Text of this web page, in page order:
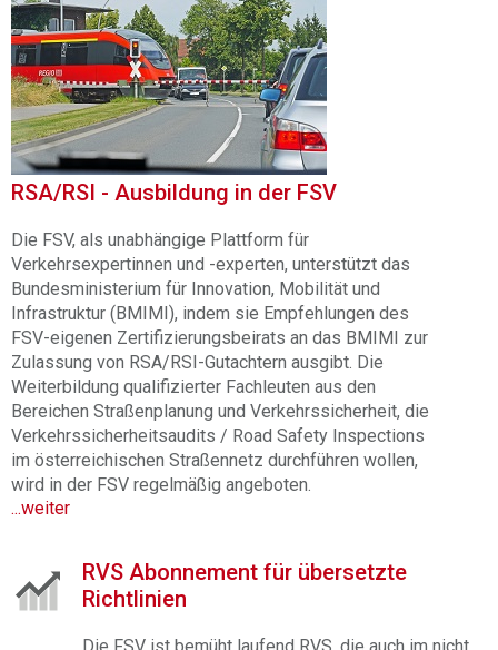
RSA/RSI - Ausbildung in der FSV
Die FSV, als unabhängige Plattform für
Verkehrsexpertinnen und -experten, unterstützt das
Bundesministerium für Innovation, Mobilität und
Infrastruktur (BMIMI), indem sie Empfehlungen des
FSV-eigenen Zertifizierungsbeirats an das BMIMI zur
Zulassung von RSA/RSI-Gutachtern ausgibt. Die
Weiterbildung qualifizierter Fachleuten aus den
Bereichen Straßenplanung und Verkehrssicherheit, die
Verkehrssicherheitsaudits / Road Safety Inspections
im österreichischen Straßennetz durchführen wollen,
wird in der FSV regelmäßig angeboten.
...weiter
RVS Abonnement für übersetzte
Richtlinien